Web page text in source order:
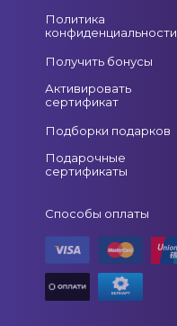
Политика
конфиденциальности
Получить бонусы
Активировать
сертификат
Подборки подарков
Подарочные
сертификаты
Способы оплаты